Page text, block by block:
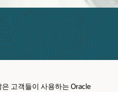
고객들이 사용하는 Oracle